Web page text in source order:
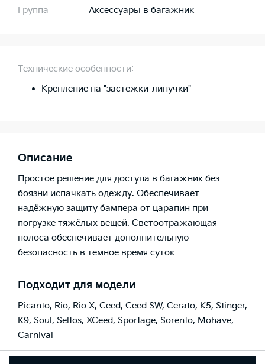
Группа
Аксессуары в багажник
Технические особенности:
Крепление на "застежки-липучки"
Описание
Простое решение для доступа в багажник без
боязни испачкать одежду. Обеспечивает
надёжную защиту бампера от царапин при
погрузке тяжёлых вещей. Светоотражающая
полоса обеспечивает дополнительную
безопасность в темное время суток
Подходит для модели
Picanto, Rio, Rio X, Ceed, Ceed SW, Cerato, K5, Stinger,
K9, Soul, Seltos, XCeed, Sportage, Sorento, Mohave,
Carnival